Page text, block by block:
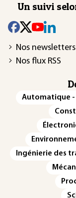
Un suivi
Nos newsletters
Nos flux RSS
Automatique
Ingénierie des